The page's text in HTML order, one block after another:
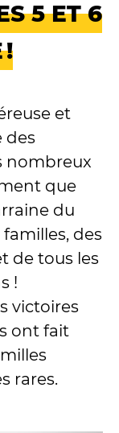
5 ET 6
!
et
des
nombreux
que
du
des
de tous les
!
victoires
ont fait
rares.